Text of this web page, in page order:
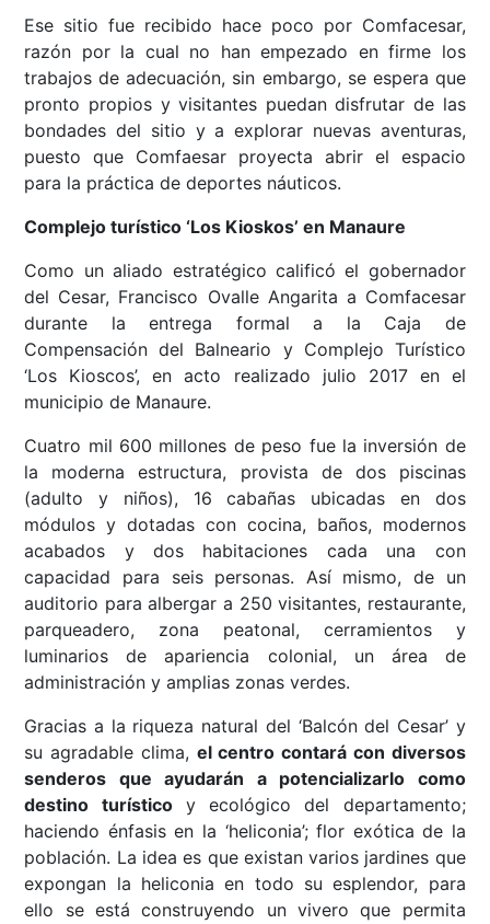
Ese sitio fue recibido hace poco por Comfacesar,
razón por la cual no han empezado en firme los
trabajos de adecuación, sin embargo, se espera que
pronto propios y visitantes puedan disfrutar de las
bondades del sitio y a explorar nuevas aventuras,
puesto que Comfaesar proyecta abrir el espacio
para la práctica de deportes náuticos.
Complejo turístico ‘Los Kioskos’ en Manaure
Como un aliado estratégico calificó el gobernador
del Cesar, Francisco Ovalle Angarita a Comfacesar
durante la entrega formal a la Caja de
Compensación del Balneario y Complejo Turístico
‘Los Kioscos’, en acto realizado julio 2017 en el
municipio de Manaure.
Cuatro mil 600 millones de peso fue la inversión de
la moderna estructura, provista de dos piscinas
(adulto y niños), 16 cabañas ubicadas en dos
módulos y dotadas con cocina, baños, modernos
acabados y dos habitaciones cada una con
capacidad para seis personas. Así mismo, de un
auditorio para albergar a 250 visitantes, restaurante,
parqueadero, zona peatonal, cerramientos y
luminarios de apariencia colonial, un área de
administración y amplias zonas verdes.
Gracias a la riqueza natural del ‘Balcón del Cesar’ y
su agradable clima, el centro contará con diversos
senderos que ayudarán a potencializarlo como
destino turísticoy ecológico del departamento;
haciendo énfasis en la ‘heliconia’; flor exótica de la
población. La idea es que existan varios jardines que
expongan la heliconia en todo su esplendor, para
ello se está construyendo un vivero que permita